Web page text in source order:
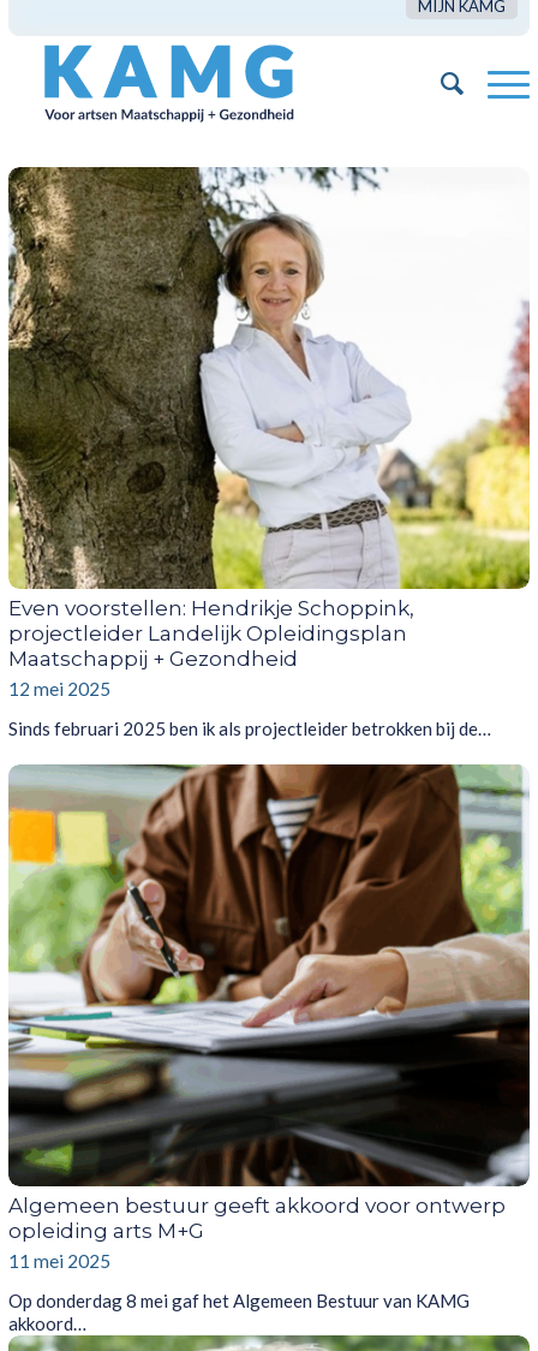
MIJN KAMG
Even voorstellen: Hendrikje Schoppink,
projectleider Landelijk Opleidingsplan
Maatschappij + Gezondheid
12 mei 2025
Sinds februari 2025 ben ik als projectleider betrokken bij de…
Algemeen bestuur geeft akkoord voor ontwerp
opleiding arts M+G
11 mei 2025
Op donderdag 8 mei gaf het Algemeen Bestuur van KAMG
akkoord…